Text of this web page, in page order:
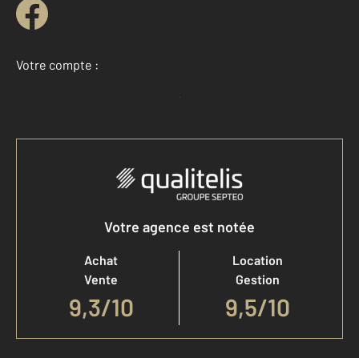
Votre compte :
Accéder à mon compte
Votre agence est notée
Achat
Vente
9,3/10
Location
Gestion
9,5/10